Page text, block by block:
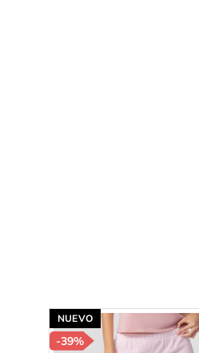
NUEVO
-39%